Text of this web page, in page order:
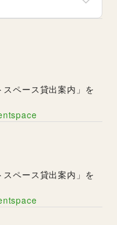
ペース貸出案内」を
ペース貸出案内」を